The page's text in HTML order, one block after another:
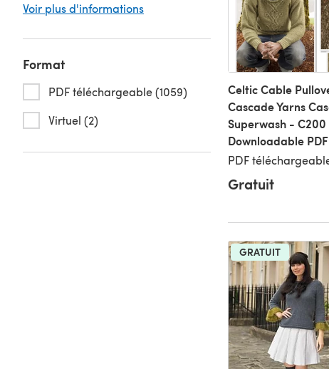
Voir plus d'informations
Format
PDF téléchargeable (1059)
Virtuel (2)
Celtic Cable
Cascade Yarns
Superwash -
Downloadable PDF
PDF
Gratuit
GRATUIT